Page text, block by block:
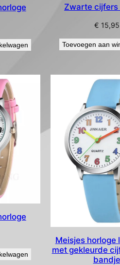
Zwarte cijfers
€ 15,95
Toevoegen aan
Meisjes horloge
met gekleurde
bandje